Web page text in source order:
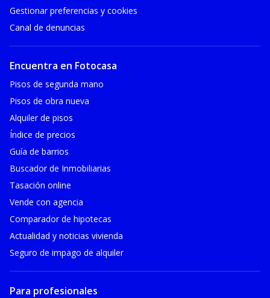
Gestionar preferencias y cookies
Canal de denuncias
Encuentra en Fotocasa
Pisos de segunda mano
Pisos de obra nueva
Alquiler de pisos
Índice de precios
Guía de barrios
Buscador de Inmobiliarias
Tasación online
Vende con agencia
Comparador de hipotecas
Actualidad y noticias vivienda
Seguro de impago de alquiler
Para profesionales